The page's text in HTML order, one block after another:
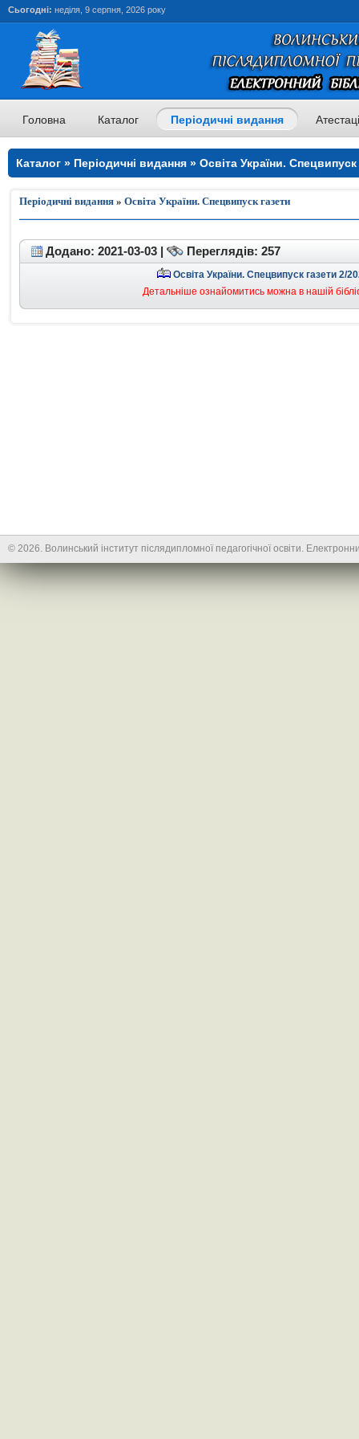
Сьогодні: неділя, 9 серпня, 2026 року
Головна Каталог Періодичні видання
Каталог » Періодичні видання » Освіта України. Спецвипуск
Періодичні видання » Освіта України. Спецвипуск газети
Додано: 2021-03-03 | Переглядів: 257
Освіта України. Спецвипуск газети 2/
Детальніше ознайомитись можна в нашій
© 2026. Волинський інститут післядипломної педагогічної освіти.